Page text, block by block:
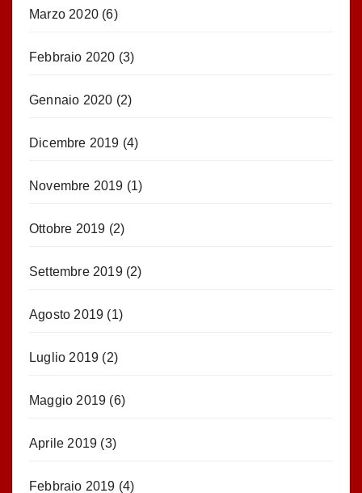
Marzo 2020 (6)
Febbraio 2020 (3)
Gennaio 2020 (2)
Dicembre 2019 (4)
Novembre 2019 (1)
Ottobre 2019 (2)
Settembre 2019(2)
Agosto 2019 (1)
Luglio 2019 (2)
Maggio 2019 (6)
Aprile 2019 (3)
Febbraio 2019 (4)